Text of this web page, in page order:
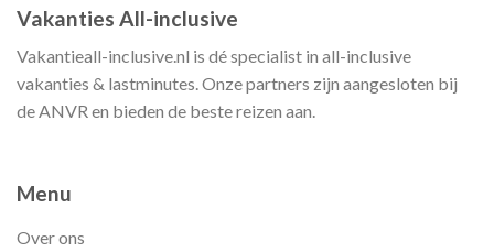
Vakanties All-inclusive
Vakantieall-inclusive.nl is dé specialist in all-inclusive
vakanties & lastminutes. Onze partners zijn aangesloten bij
de ANVR en bieden de beste reizen aan.
Menu
Over ons